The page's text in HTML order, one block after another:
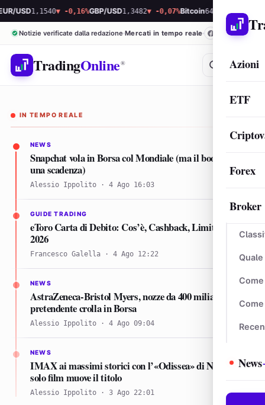
Azioni
ETF
Forex
Broker
News
1,1540▼ -0,16% GBP/USD1,3482▼ -0,07% Bitcoin64.938,53 ▼ -0,04%
Notizie verificate dalla redazione Mercati in tempo reale
TradingOnline®
ULTIMISSIMA
Caterpillar vola in Borsa: l’AI compra
i suoi generatori (e i ricavi fanno
record)
AI
IN TEMPO REALE
NEWS
Snapchat vola in Borsa col Mondiale (ma il boom ha già
una scadenza)
Alessio Ippolito · 4 Ago 16:03
GUIDE TRADING
eToro Carta di Debito: Cos’è, Cashback, Limiti e Guida
2026
Francesco Galella · 4 Ago 12:22
NEWS
AstraZeneca-Bristol Myers, nozze da 400 miliardi: ma il
pretendente crolla in Borsa
Alessio Ippolito · 4 Ago 09:04
NEWS
IMAX ai massimi storici con l’«Odissea» di Nolan: un
solo film muove il titolo
Alessio Ippolito · 3 Ago 22:01